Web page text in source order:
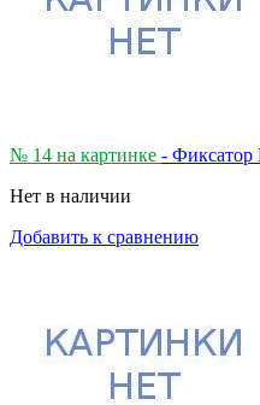
№ 14 на картинке - Фиксатор
Нет в наличии
Добавить к сравнению